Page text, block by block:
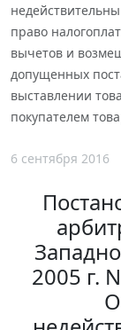
право
вычетов и
допущенных
выставлении
покупателем
6 сентября 2016
2005 г.